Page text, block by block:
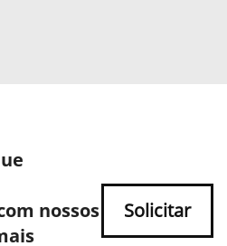
nossos
Solicitar